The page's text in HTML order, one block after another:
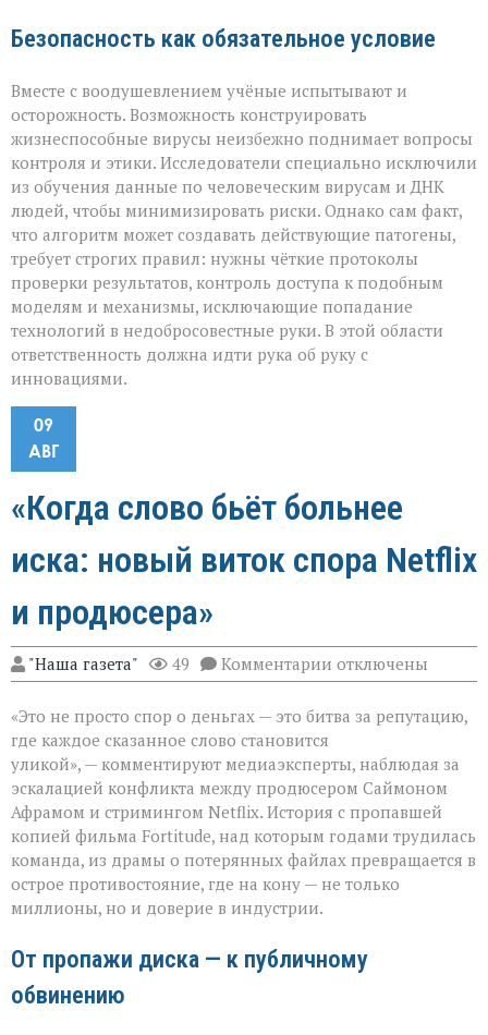
Безопасность как обязательное условие
Вместе с воодушевлением учёные испытывают и
осторожность. Возможность конструировать
жизнеспособные вирусы неизбежно поднимает вопросы
контроля и этики. Исследователи специально исключили
из обучения данные по человеческим вирусам и ДНК
людей, чтобы минимизировать риски. Однако сам факт,
что алгоритм может создавать действующие патогены,
требует строгих правил: нужны чёткие протоколы
проверки результатов, контроль доступа к подобным
моделям и механизмы, исключающие попадание
технологий в недобросовестные руки. В этой области
ответственность должна идти рука об руку с
инновациями.
09
АВГ
«Когда слово бьёт больнее
иска: новый виток спора Netflix
и продюсера»
"Наша газета" 49 Комментарии к
записи
слово
больнее
иска:
новый
виток
спора
Netflix
и
продюсера»
отключены
«Это не просто спор о деньгах — это битва за репутацию,
где каждое сказанное слово становится
уликой», — комментируют медиаэксперты, наблюдая за
эскалацией конфликта между продюсером Саймоном
Афрамом и стримингом Netflix. История с пропавшей
копией фильма Fortitude, над которым годами трудилась
команда, из драмы о потерянных файлах превращается в
острое противостояние, где на кону — не только
миллионы, но и доверие в индустрии.
От пропажи диска — к публичному
обвинению